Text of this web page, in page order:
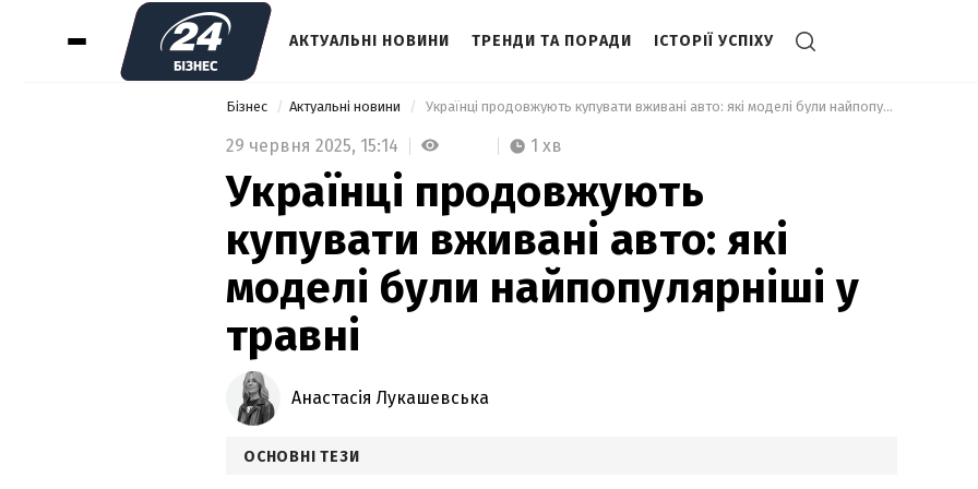
АКТУАЛЬНІ НОВИНИ ТРЕНДИ ТА ПОРАДИ ІСТОРІЇ УСПІХУ
Бізнес Актуальні новини Українці продовжують купувати вживані авто: які моделі були найпопулярніші у травні
29 червня 2025, 15:14 1 хв
Українці продовжують
купувати вживані авто: які
моделі були найпопулярніші у
травні
Анастасія Лукашевська
ОСНОВНІ ТЕЗИ